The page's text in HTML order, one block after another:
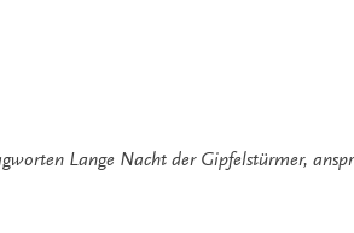
Lange Nacht der Gipfelstürmer,